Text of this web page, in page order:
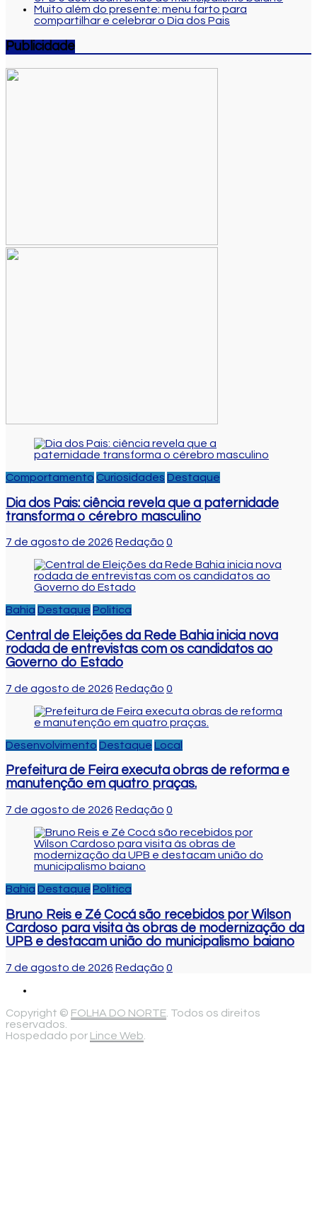
Muito além do presente: menu farto para
compartilhar e celebrar o Dia dos Pais
Publicidade
Comportamento Curiosidades Destaque
Dia dos Pais: ciência revela que a paternidade
transforma o cérebro masculino
7 de agosto de 2026 Redação 0
Bahia Destaque Politica
Central de Eleições da Rede Bahia inicia nova
rodada de entrevistas com os candidatos ao
Governo do Estado
7 de agosto de 2026 Redação 0
Desenvolvimento Destaque Local
Prefeitura de Feira executa obras de reforma e
manutenção em quatro praças.
7 de agosto de 2026 Redação 0
Bahia Destaque Politica
Bruno Reis e Zé Cocá são recebidos por Wilson
Cardoso para visita às obras de modernização da
UPB e destacam união do municipalismo baiano
7 de agosto de 2026 Redação 0
Copyright © FOLHA DO NORTE . Todos os direitos
reservados.
Hospedado por Lince Web